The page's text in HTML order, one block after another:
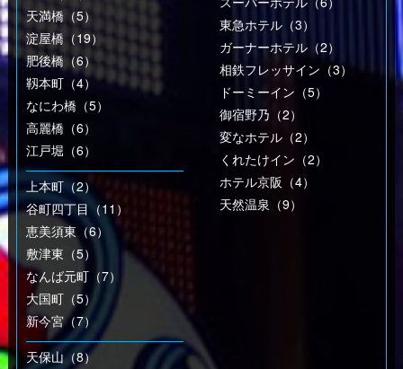
天満橋（5）
淀屋橋（19）
肥後橋（6）
靱本町（4）
なにわ橋（5）
高麗橋（6）
江戸堀（6）
上本町（2）
谷町四丁目（11）
恵美須東（6）
敷津東（5）
なんば元町（7）
大国町（5）
新今宮（7）
天保山（8）
東急ホテル（3）
ガーナーホテル（2）
相鉄フレッサイン（3）
ドーミーイン（5）
御宿野乃（2）
変なホテル（2）
くれたけイン（2）
ホテル京阪（4）
天然温泉（9）